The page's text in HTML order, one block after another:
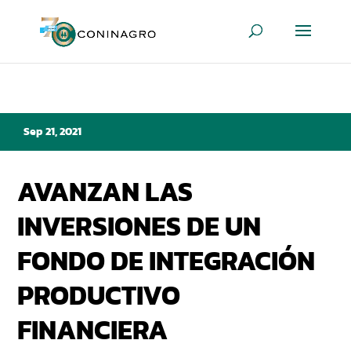
Sep 21, 2021
AVANZAN LAS
INVERSIONES DE UN
FONDO DE INTEGRACIÓN
PRODUCTIVO
FINANCIERA